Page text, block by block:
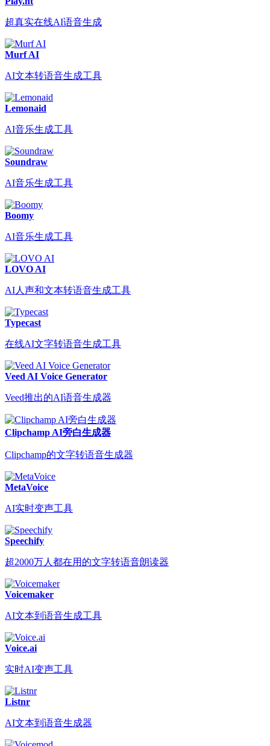
超真实在线AI语音生成
Murf AI
AI文本转语音生成工具
Lemonaid
AI音乐生成工具
Soundraw
AI音乐生成工具
Boomy
AI音乐生成工具
LOVO AI
AI人声和文本转语音生成工具
Typecast
在线AI文字转语音生成工具
Veed AI Voice Generator
Veed推出的AI语音生成器
Clipchamp AI旁白生成器
Clipchamp的文字转语音生成器
MetaVoice
AI实时变声工具
Speechify
超2000万人都在用的文字转语音朗读器
Voicemaker
AI文本到语音生成工具
Voice.ai
实时AI变声工具
Listnr
AI文本到语音生成器